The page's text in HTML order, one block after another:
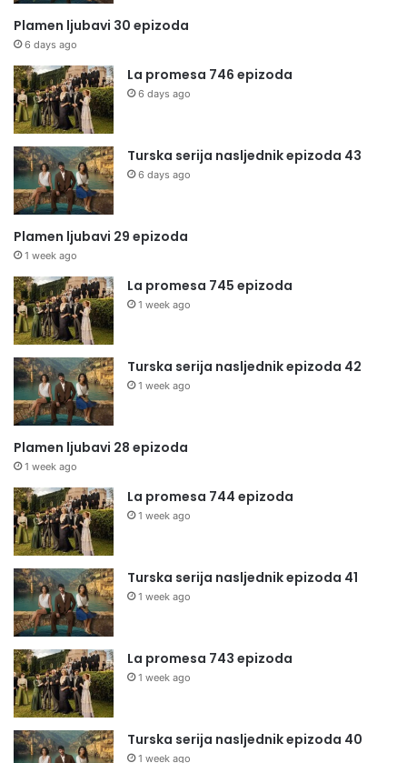
Plamen ljubavi 30 epizoda
6 days ago
La promesa 746 epizoda
6 days ago
Turska serija nasljednik epizoda 43
6 days ago
Plamen ljubavi 29 epizoda
1 week ago
La promesa 745 epizoda
1 week ago
Turska serija nasljednik epizoda 42
1 week ago
Plamen ljubavi 28 epizoda
1 week ago
La promesa 744 epizoda
1 week ago
Turska serija nasljednik epizoda 41
1 week ago
La promesa 743 epizoda
1 week ago
Turska serija nasljednik epizoda 40
1 week ago